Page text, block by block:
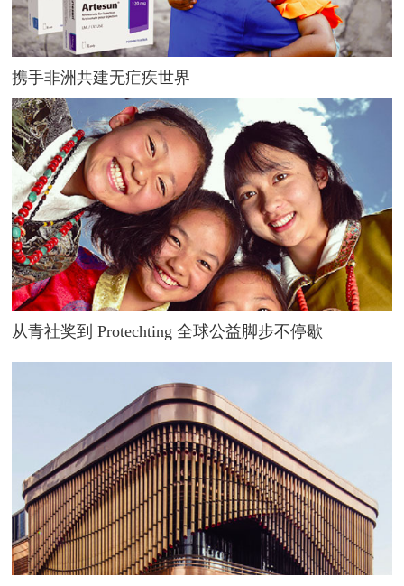
携手非洲共建无疟疾世界
从青社奖到 Protechting 全球公益脚步不停歇